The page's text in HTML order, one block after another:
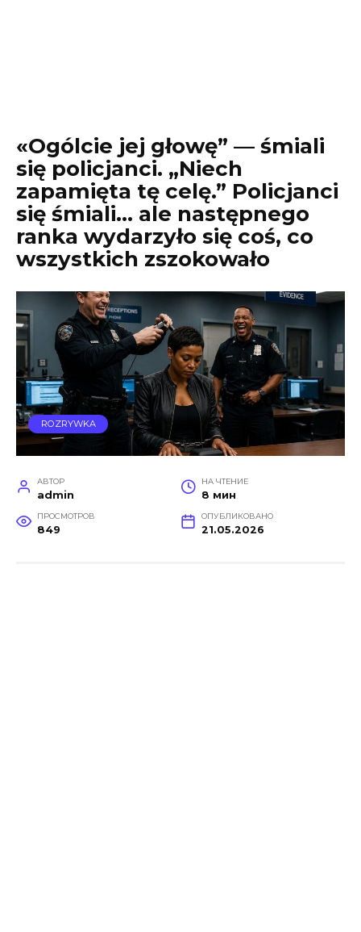
«Ogólcie jej głowę” — śmiali
się policjanci. „Niech
zapamięta tę celę.” Policjanci
się śmiali… ale następnego
ranka wydarzyło się coś, co
wszystkich zszokowało
ROZRYWKA
АВТОР
admin
НА ЧТЕНИЕ
8 мин
ПРОСМОТРОВ
849
ОПУБЛИКОВАНО
21.05.2026